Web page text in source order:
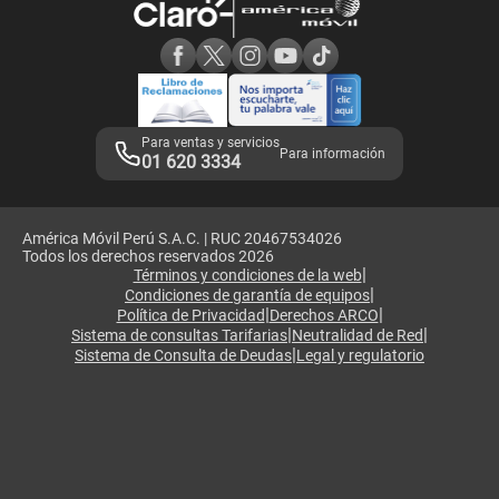
Adquirientes iPhone 6, 6S y SE
Mensaje de Seguridad
Términos y Condiciones de Tienda Claro
Libro de Reclamaciones
Legales de marketplace
Para ventas y servicios
01 620 3334 Para información
América Móvil Perú S.A.C. | RUC 20467534026
Todos los derechos reservados 2026
Términos y condiciones de la web|
Condiciones de garantía de equipos|
Política de Privacidad|Derechos ARCO|
Sistema de consultas Tarifarias|Neutralidad de Red|
Sistema de Consulta de Deudas|Legal y regulatorio